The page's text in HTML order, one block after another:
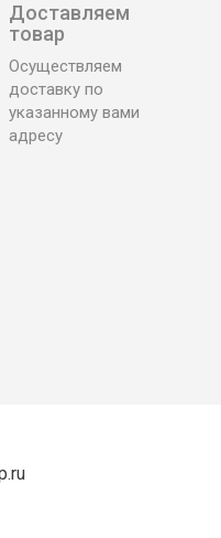
Доставляем
товар
Осуществляем
доставку по
указанному вами
адресу